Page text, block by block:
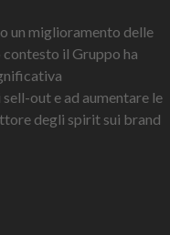
un miglioramento delle
il Gruppo ha
out e ad aumentare le
degli spirit sui brand